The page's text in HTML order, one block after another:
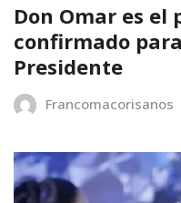
Don Omar es
confirmado
Presidente
Francomacorisanos